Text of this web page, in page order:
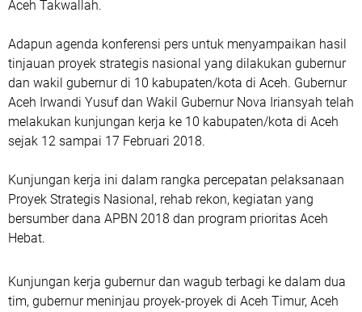
Aceh Takwallah.
Adapun agenda konferensi pers untuk menyampaikan hasil
tinjauan proyek strategis nasional yang dilakukan gubernur
dan wakil gubernur di 10 kabupaten/kota di Aceh. Gubernur
Aceh Irwandi Yusuf dan Wakil Gubernur Nova Iriansyah telah
melakukan kunjungan kerja ke 10 kabupaten/kota di Aceh
sejak 12 sampai 17 Februari 2018.
Kunjungan kerja ini dalam rangka percepatan pelaksanaan
Proyek Strategis Nasional, rehab rekon, kegiatan yang
bersumber dana APBN 2018 dan program prioritas Aceh
Hebat.
Kunjungan kerja gubernur dan wagub terbagi ke dalam dua
tim, gubernur meninjau proyek-proyek di Aceh Timur, Aceh